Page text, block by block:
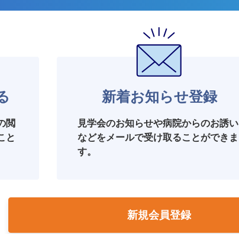
閲
と
新着お知らせ登録
見学会のお知らせや病院からのお誘い
などをメールで受け取ることができま
す。
新規会員登録